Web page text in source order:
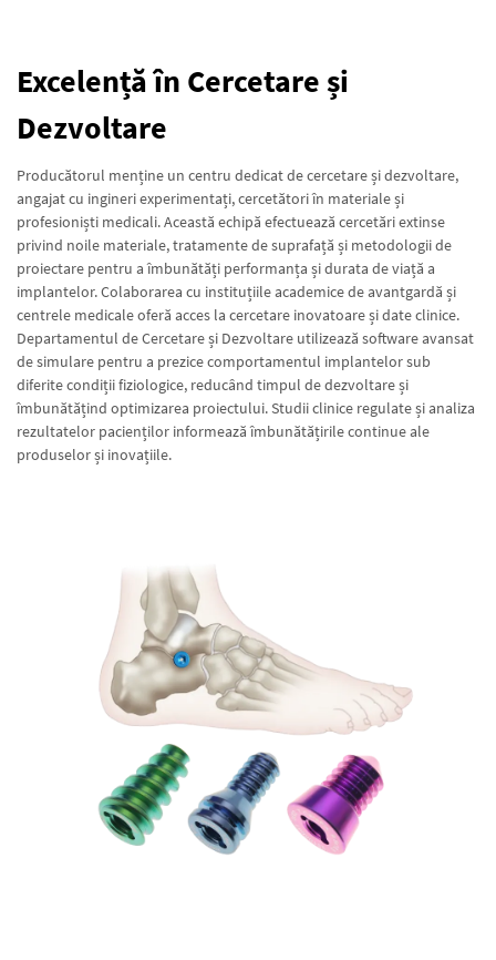
Excelență în Cercetare și
Dezvoltare
Producătorul menține un centru dedicat de cercetare și dezvoltare,
angajat cu ingineri experimentați, cercetători în materiale și
profesioniști medicali. Această echipă efectuează cercetări extinse
privind noile materiale, tratamente de suprafață și metodologii de
proiectare pentru a îmbunătăți performanța și durata de viață a
implantelor. Colaborarea cu instituțiile academice de avantgardă și
centrele medicale oferă acces la cercetare inovatoare și date clinice.
Departamentul de Cercetare și Dezvoltare utilizează software avansat
de simulare pentru a prezice comportamentul implantelor sub
diferite condiții fiziologice, reducând timpul de dezvoltare și
îmbunătățind optimizarea proiectului. Studii clinice regulate și analiza
rezultatelor pacienților informează îmbunătățirile continue ale
produselor și inovațiile.